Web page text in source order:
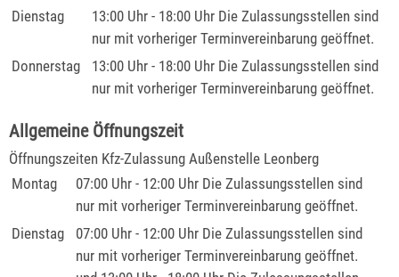
Dienstag
13:00 Uhr - 18:00 Uhr Die Zulassungsstellen sind
nur mit vorheriger Terminvereinbarung geöffnet.
Donnerstag
13:00 Uhr - 18:00 Uhr Die Zulassungsstellen sind
nur mit vorheriger Terminvereinbarung geöffnet.
Allgemeine Öffnungszeit
Öffnungszeiten Kfz-Zulassung Außenstelle Leonberg
Montag
07:00 Uhr - 12:00 Uhr Die Zulassungsstellen sind
nur mit vorheriger Terminvereinbarung geöffnet.
Dienstag
07:00 Uhr - 12:00 Uhr Die Zulassungsstellen sind
nur mit vorheriger Terminvereinbarung geöffnet.